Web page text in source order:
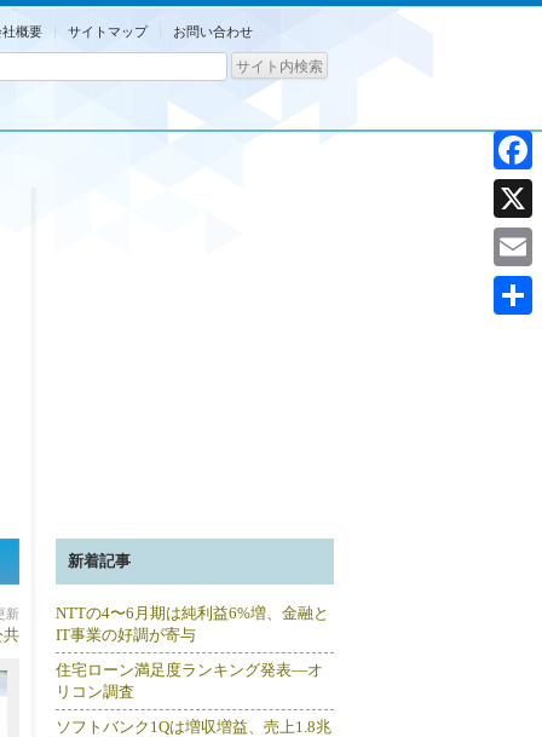
社概要 サイトマップ お問い合わせ
新
共
新着記事
NTTの4〜6月期は純利益6%増、金融と
IT事業の好調が寄与
住宅ローン満足度ランキング発表―オ
リコン調査
ソフトバンク1Qは増収増益、売上1.8兆
X
Email